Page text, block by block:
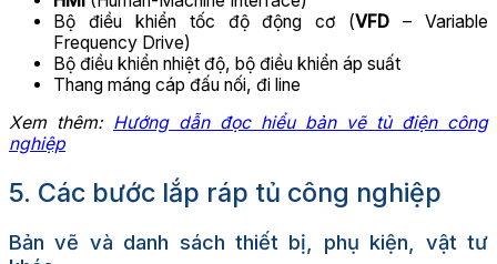
Bộ điều khiển tốc độ động cơ (VFD – Variable
Frequency Drive)
Bộ điều khiển nhiệt độ, bộ điều khiển áp suất
Thang máng cáp đấu nối, đi line
Xem thêm: Hướng dẫn đọc hiểu bản vẽ tủ điện công
nghiệp
5. Các bước lắp ráp tủ công nghiệp
Bản vẽ và danh sách thiết bị, phụ kiện, vật tư